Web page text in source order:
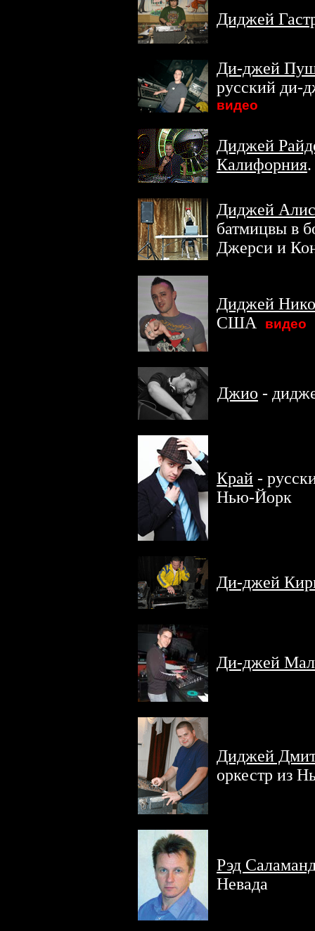
Диджей
Ди-джей
русский ди-
видео
Диджей
Калифорния.
Диджей
батмицвы в
Джерси и
Диджей
США
видео
Джио -
Край -
Нью-Йорк
Ди-джей
Ди-джей
Диджей
оркестр из
Рэд
Невада